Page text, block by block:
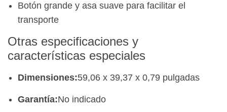
Botón grande y asa suave para facilitar el
transporte
Otras especificaciones y
características especiales
Dimensiones:59,06 x 39,37 x 0,79 pulgadas
Garantía:No indicado